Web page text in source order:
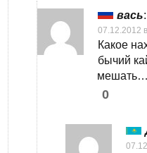
вась:
07.12.2012
Какое
бычий
0